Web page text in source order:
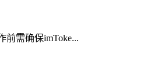
前需确保imToke...